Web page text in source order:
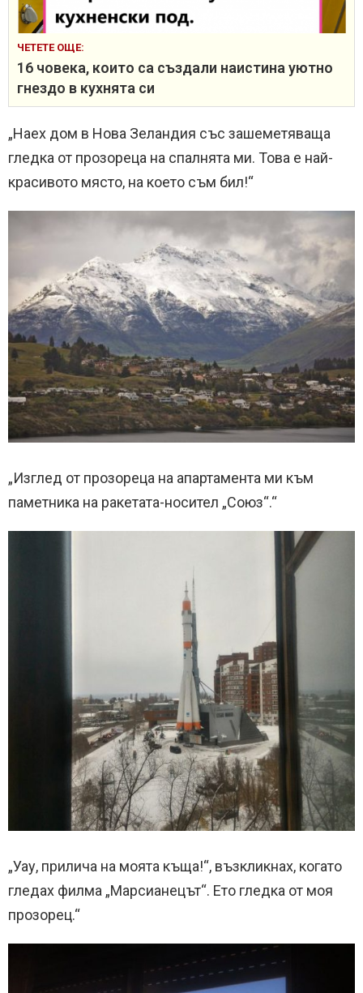
ЧЕТЕТЕ ОЩЕ:
16 човека, които са създали наистина уютно
гнездо в кухнята си
„Наех дом в Нова Зеландия със зашеметяваща
гледка от прозореца на спалнята ми. Това е най-
красивото място, на което съм бил!“
„Изглед от прозореца на апартамента ми към
паметника на ракетата-носител „Союз“.“
„Уау, прилича на моята къща!“, възкликнах, когато
гледах филма „Марсианецът“. Ето гледка от моя
прозорец.“